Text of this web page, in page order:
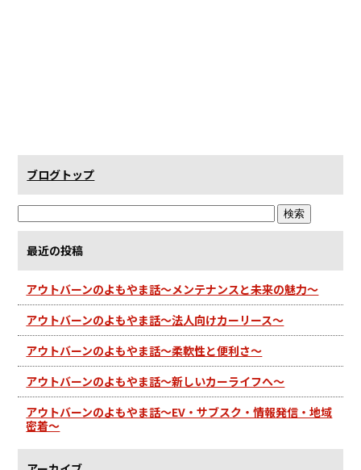
ブログトップ
最近の投稿
アウトバーンのよもやま話～メンテナンスと未来の魅力～
アウトバーンのよもやま話～法人向けカーリース～
アウトバーンのよもやま話～柔軟性と便利さ～
アウトバーンのよもやま話～新しいカーライフへ～
アウトバーンのよもやま話～EV・サブスク・情報発信・地域
密着～